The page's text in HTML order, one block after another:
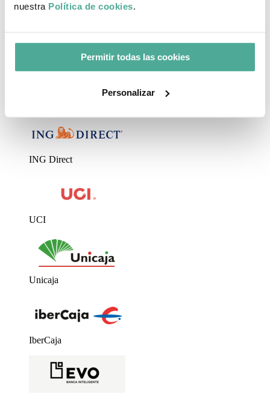
nuestra Política de cookies.
Permitir todas las cookies
Personalizar
Finteca
Bancos con las mejores hipotecas para particulares
ING Direct
UCI
Unicaja
IberCaja